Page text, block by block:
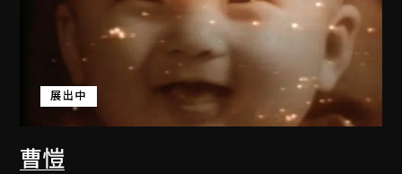
曹愷
展出中